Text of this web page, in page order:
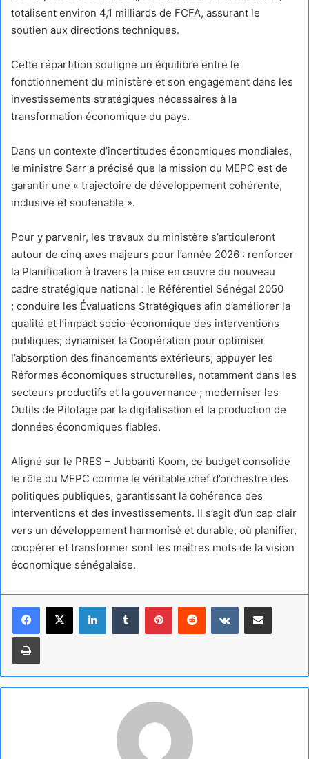
totalisent environ 4,1 milliards de FCFA, assurant le
soutien aux directions techniques.
Cette répartition souligne un équilibre entre le
fonctionnement du ministère et son engagement dans les
investissements stratégiques nécessaires à la
transformation économique du pays.
Dans un contexte d’incertitudes économiques mondiales,
le ministre Sarr a précisé que la mission du MEPC est de
garantir une « trajectoire de développement cohérente,
inclusive et soutenable ».
Pour y parvenir, les travaux du ministère s’articuleront
autour de cinq axes majeurs pour l’année 2026 : renforcer
la Planification à travers la mise en œuvre du nouveau
cadre stratégique national : le Référentiel Sénégal 2050
; conduire les Évaluations Stratégiques afin d’améliorer la
qualité et l’impact socio-économique des interventions
publiques; dynamiser la Coopération pour optimiser
l’absorption des financements extérieurs; appuyer les
Réformes économiques structurelles, notamment dans les
secteurs productifs et la gouvernance ; moderniser les
Outils de Pilotage par la digitalisation et la production de
données économiques fiables.
Aligné sur le PRES – Jubbanti Koom, ce budget consolide
le rôle du MEPC comme le véritable chef d’orchestre des
politiques publiques, garantissant la cohérence des
interventions et des investissements. Il s’agit d’un cap clair
vers un développement harmonisé et durable, où planifier,
coopérer et transformer sont les maîtres mots de la vision
économique sénégalaise.
LinkedinTumblr PinterestReddit VKontaktePartager par email
Imprimer